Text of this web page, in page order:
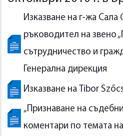
Изказване на г-жа Сала
ръководител на звено
сътрудничество и
Генерална дирекция
Изказване на Tibor
„Признаване на
коментари по темата